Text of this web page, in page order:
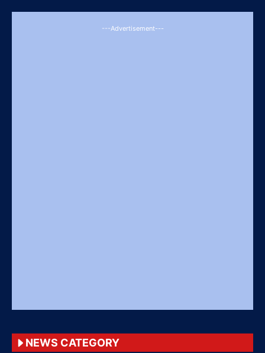
---Advertisement---
NEWS CATEGORY